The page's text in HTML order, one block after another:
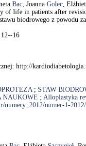
Bac, Joanna Golec,
of life in patients after
biodrowego z powodu
16
http://
; STAW
NAUKOWE ; Alloplastyka
numery_2012/numer-1-